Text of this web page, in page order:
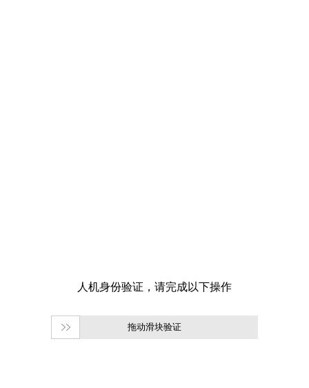
拖动滑块验证